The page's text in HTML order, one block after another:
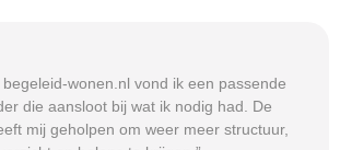
begeleid-wonen.nl vond ik een passende
die aansloot bij wat ik nodig had. De
mij geholpen om weer meer structuur,